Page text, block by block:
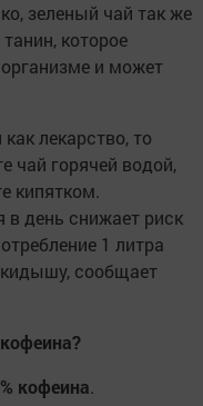
зеленый чай так же
которое
и может
лекарство, то
чай горячей водой,
кипятком.
в день снижает риск
1 литра
сообщает
кофеина.